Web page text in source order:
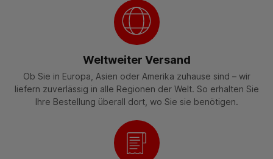
Weltweiter Versand
Ob Sie in Europa, Asien oder Amerika zuhause sind – wir
liefern zuverlässig in alle Regionen der Welt. So erhalten Sie
Ihre Bestellung überall dort, wo Sie sie benötigen.